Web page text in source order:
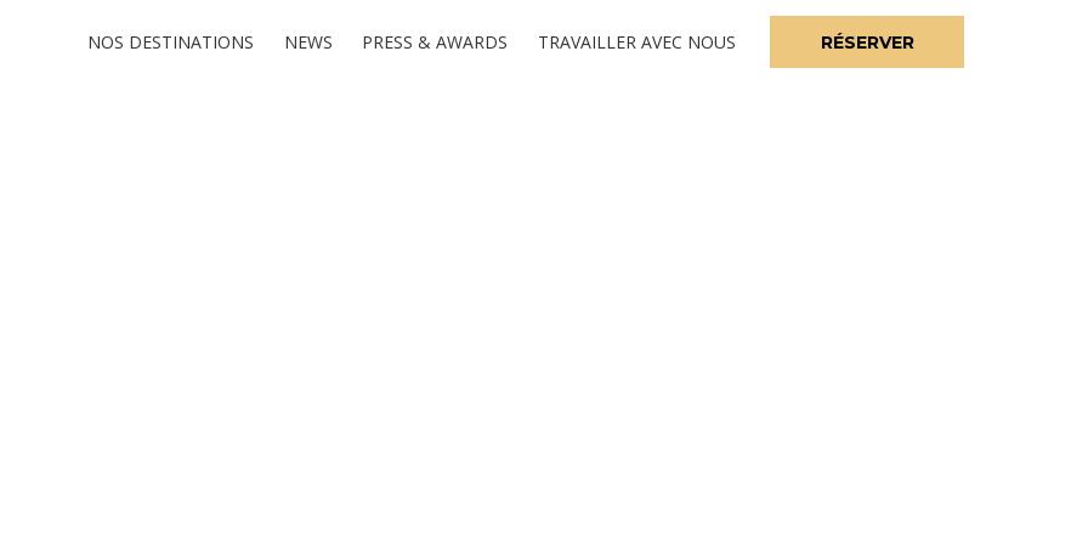
NOS DESTINATIONS NEWS PRESS & AWARDS TRAVAILLER AVEC NOUS RÉSERVER